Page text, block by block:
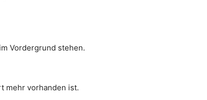
Vordergrund stehen.
mehr vorhanden ist.